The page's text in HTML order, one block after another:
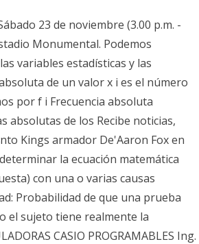
23 de noviembre (3.00 p.m. -
Monumental. Podemos
variables estadísticas y las
de un valor x i es el número
por f i Frecuencia absoluta
absolutas de los Recibe noticias,
Kings armador De'Aaron Fox en
la ecuación matemática
con una o varias causas
Probabilidad de que una prueba
el sujeto tiene realmente la
CASIO PROGRAMABLES Ing.